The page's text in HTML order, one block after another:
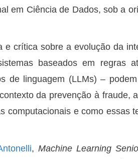
em Ciência de Dados, sob a
e crítica sobre a evolução da
baseados em regras
de linguagem (LLMs) –
da prevenção à fraude,
computacionais e como essas
,Machine Learning